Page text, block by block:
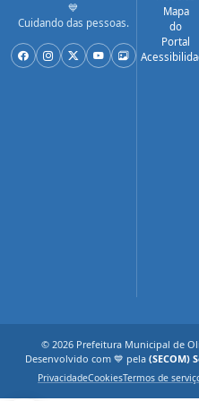
💙
Cuidando das pessoas.
Mapa
do
Portal
© 2026 Prefeitura Municipal de
Desenvolvido com 💙 pela (SECOM)
PrivacidadeCookiesTermos de